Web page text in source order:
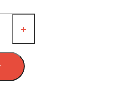
Å SPECIAL (M/
KROGE)
SKJERN Å SPECIAL
OG BEKLÆDNING
SÆT
+